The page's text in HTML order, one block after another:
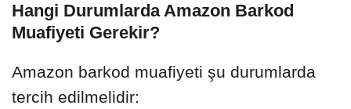
Hangi Durumlarda Amazon Barkod
Muafiyeti Gerekir?
Amazon barkod muafiyeti şu durumlarda
tercih edilmelidir: